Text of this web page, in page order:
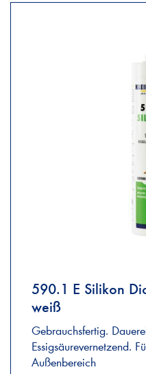
590.1 E Silikon
weiß
Gebrauchsfertig.
Essigsäurevernetzend.
Außenbereich